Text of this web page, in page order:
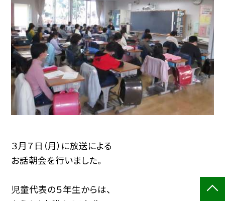
３月７日（月）に放送による
お話朝会を行いました。
児童代表の５年生からは、